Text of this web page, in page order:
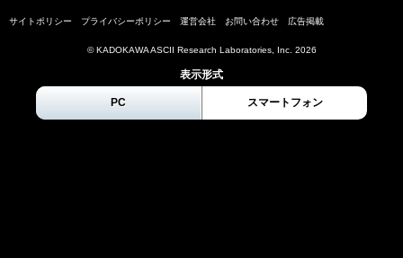
サイトポリシー プライバシーポリシー 運営会社 お問い合わせ 広告掲載
© KADOKAWA ASCII Research Laboratories, Inc. 2026
表示形式
PC スマートフォン